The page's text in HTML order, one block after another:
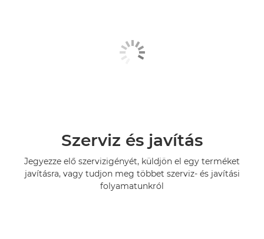
Szerviz és javítás
Jegyezze elő szervizigényét, küldjön el egy terméket
javításra, vagy tudjon meg többet szerviz- és javítási
folyamatunkról